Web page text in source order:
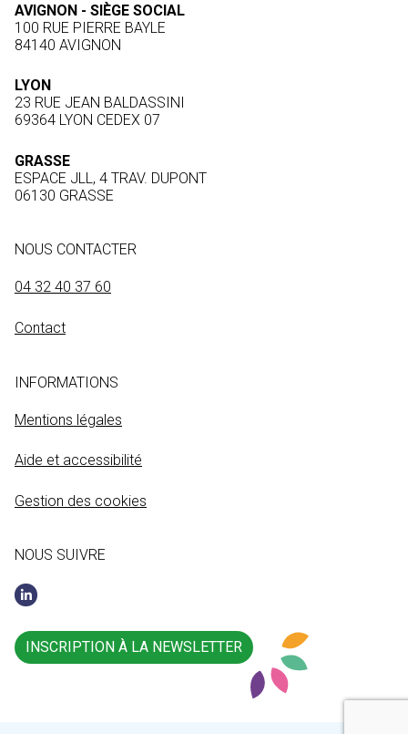
AVIGNON - SIÈGE SOCIAL
100 RUE PIERRE BAYLE
84140 AVIGNON
LYON
23 RUE JEAN BALDASSINI
69364 LYON CEDEX 07
GRASSE
ESPACE JLL, 4 TRAV. DUPONT
06130 GRASSE
NOUS CONTACTER
04 32 40 37 60
Contact
INFORMATIONS
Mentions légales
Aide et accessibilité
Gestion des cookies
NOUS SUIVRE
INSCRIPTION À LA NEWSLETTER